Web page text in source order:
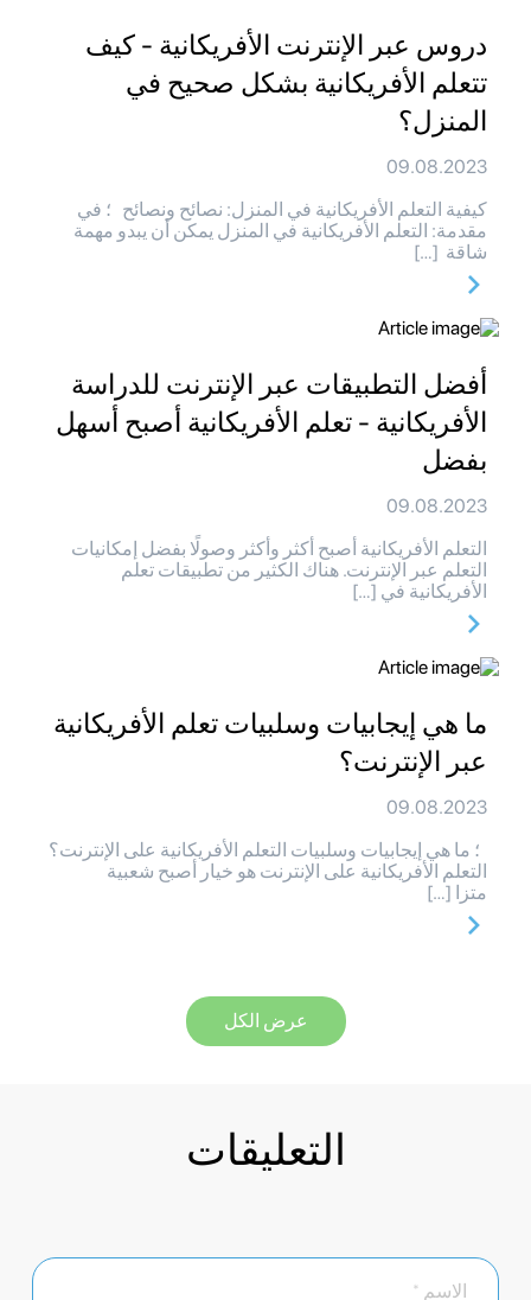
دروس عبر الإنترنت الأفريكانية - كيف
تتعلم الأفريكانية بشكل صحيح في
المنزل؟
09.08.2023
كيفية التعلم الأفريكانية في المنزل: نصائح ونصائح ؛ في
مقدمة: التعلم الأفريكانية في المنزل يمكن أن يبدو مهمة
شاقة […]
أفضل التطبيقات عبر الإنترنت للدراسة
الأفريكانية - تعلم الأفريكانية أصبح أسهل
بفضل
09.08.2023
التعلم الأفريكانية أصبح أكثر وأكثر وصولًا بفضل إمكانيات
التعلم عبر الإنترنت. هناك الكثير من تطبيقات تعلم
الأفريكانية في […]
ما هي إيجابيات وسلبيات تعلم الأفريكانية
عبر الإنترنت؟
09.08.2023
؛ ما هي إيجابيات وسلبيات التعلم الأفريكانية على الإنترنت؟
التعلم الأفريكانية على الإنترنت هو خيار أصبح شعبية
متزا […]
عرض الكل
التعليقات